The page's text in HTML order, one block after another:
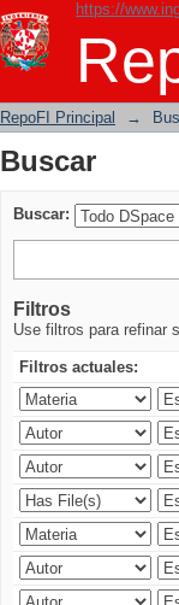
https://
Buscar
RepoFI Principal →
Buscar
Buscar:
Filtros
Use filtros para refinar
Filtros actuales: